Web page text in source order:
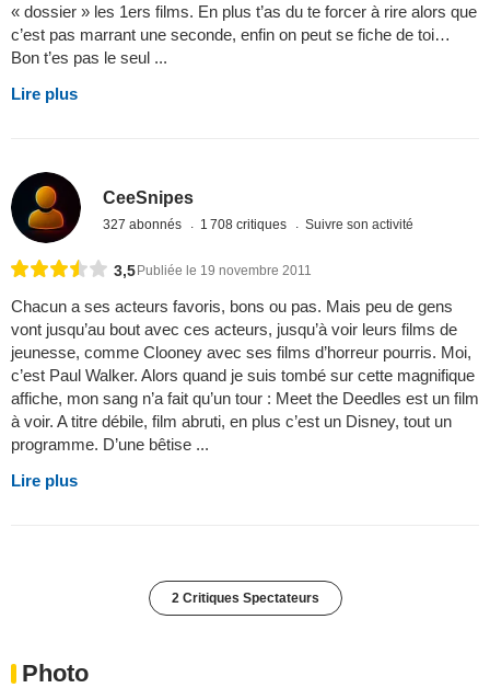
« dossier » les 1ers films. En plus t’as du te forcer à rire alors que
c’est pas marrant une seconde, enfin on peut se fiche de toi…
Bon t’es pas le seul ...
Lire plus
CeeSnipes
327 abonnés 1 708 critiques Suivre son activité
3,5Publiée le 19 novembre 2011
Chacun a ses acteurs favoris, bons ou pas. Mais peu de gens
vont jusqu’au bout avec ces acteurs, jusqu’à voir leurs films de
jeunesse, comme Clooney avec ses films d’horreur pourris. Moi,
c’est Paul Walker. Alors quand je suis tombé sur cette magnifique
affiche, mon sang n’a fait qu’un tour : Meet the Deedles est un film
à voir. A titre débile, film abruti, en plus c’est un Disney, tout un
programme. D’une bêtise ...
Lire plus
2 Critiques Spectateurs
Photo